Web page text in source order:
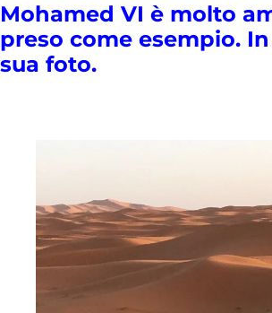
Mohamed VI è molto
preso come esempio.
sua foto.